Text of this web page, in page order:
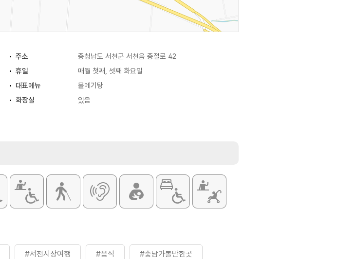
주소
충청남도 서천군 서천읍 충절로 42
휴일
매월 첫째, 셋째 화요일
대표메뉴
물메기탕
화장실 있음
#서천시장여행 #음식 #충남가볼만한곳